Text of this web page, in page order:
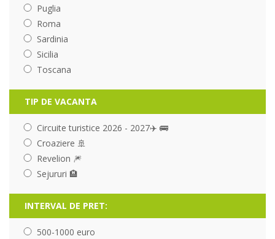
Puglia
Roma
Sardinia
Sicilia
Toscana
TIP DE VACANTA
Circuite turistice 2026 - 2027✈️ 🚌
Croaziere 🚢
Revelion 🎆
Sejururi 🏨
INTERVAL DE PRET:
500-1000 euro